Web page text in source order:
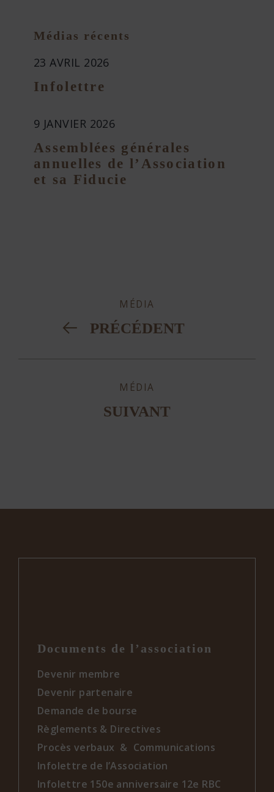
Médias récents
23 AVRIL 2026
Infolettre
9 JANVIER 2026
Assemblées générales
annuelles de l’Association
et sa Fiducie
MÉDIA
PRÉCÉDENT
MÉDIA
SUIVANT
Documents de l’association
Devenir membre
Devenir partenaire
Demande de bourse
Règlements & Directives
Procès verbaux & Communications
Infolettre de l’Association
Infolettre 150e anniversaire 12e RBC